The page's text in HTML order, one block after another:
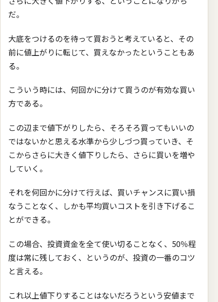
だ。
大底をつけるのを待って買おうと考えていると、その
前に値上がりに転じて、買えなかったということもあ
る。
こういう時には、何回かに分けて買うのが有効な買い
方である。
この辺まで値下がりしたら、そろそろ買ってもいいの
ではないかと思える水準から少しづつ買っていき、そ
こからさらに大きく値下りしたら、さらに買いを増や
していく。
それを何回かに分けて行えば、買いチャンスに買い損
なうことなく、しかも平均買いコストを引き下げるこ
とができる。
この場合、投資資金を全て使い切ることなく、50％程
度は常に残しておく、というのが、投資の一番のコツ
と言える。
これ以上値下りすることはないだろうという安値まで